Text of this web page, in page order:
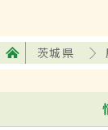
茨城県